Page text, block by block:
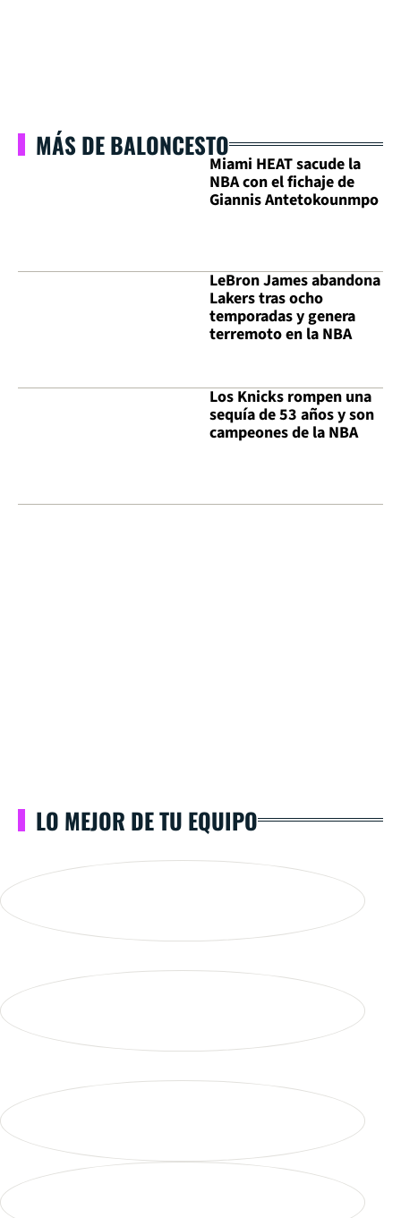
MÁS DE BALONCESTO
Miami HEAT sacude la
NBA con el fichaje de
Giannis Antetokounmpo
LeBron James abandona
Lakers tras ocho
temporadas y genera
terremoto en la NBA
Los Knicks rompen una
sequía de 53 años y son
campeones de la NBA
LO MEJOR DE TU EQUIPO